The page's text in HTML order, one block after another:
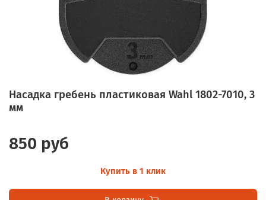
Насадка гребень пластиковая Wahl 1802-7010, 3
мм
850 руб
Купить в 1 клик